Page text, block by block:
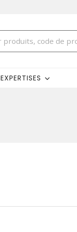
EXPERTISES